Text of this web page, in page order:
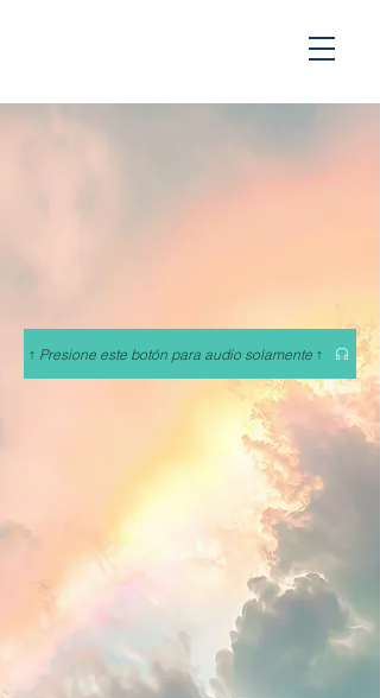
↑ Presione este botón para audio solamente ↑